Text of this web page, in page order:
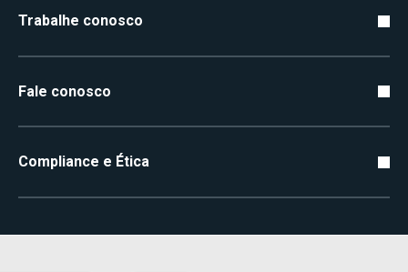
Trabalhe conosco
Fale conosco
Compliance e Ética